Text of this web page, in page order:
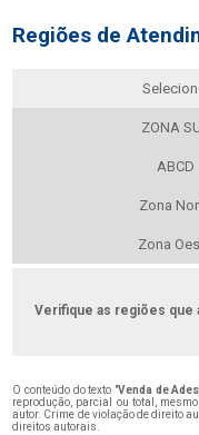
Regiões de
ZONA
ABCD
Zona
Zona
Verifique as regiões que
O conteúdo do texto "Venda de
reprodução, parcial ou total,
autor. Crime de violação de direito
direitos autorais.